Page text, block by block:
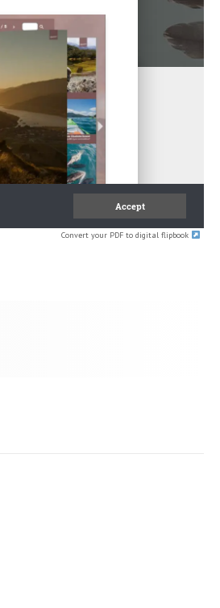
Convert your PDF to digital flipbook